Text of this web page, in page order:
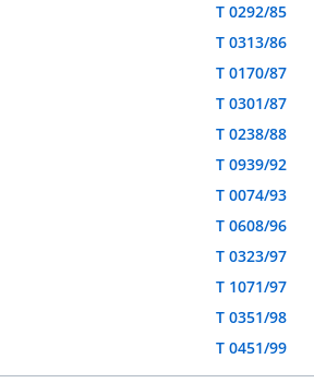
T 0292/85
T 0313/86
T 0170/87
T 0301/87
T 0238/88
T 0939/92
T 0074/93
T 0608/96
T 0323/97
T 1071/97
T 0351/98
T 0451/99